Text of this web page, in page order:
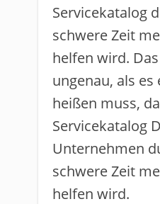
Servicekatalog
schwere Zeit
helfen wird.
ungenau, als es
heißen muss,
Servicekatalog
Unternehmen
schwere Zeit
helfen wird.